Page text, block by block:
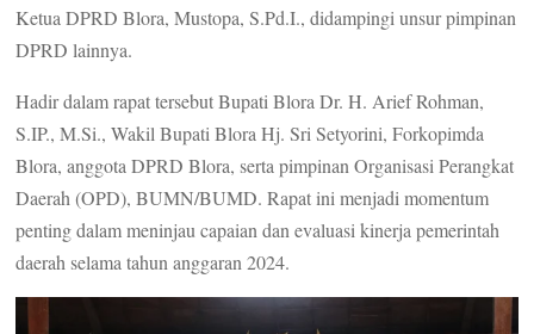
Ketua DPRD Blora, Mustopa, S.Pd.I., didampingi unsur pimpinan
DPRD lainnya.
Hadir dalam rapat tersebut Bupati Blora Dr. H. Arief Rohman,
S.IP., M.Si., Wakil Bupati Blora Hj. Sri Setyorini, Forkopimda
Blora, anggota DPRD Blora, serta pimpinan Organisasi Perangkat
Daerah (OPD), BUMN/BUMD. Rapat ini menjadi momentum
penting dalam meninjau capaian dan evaluasi kinerja pemerintah
daerah selama tahun anggaran 2024.